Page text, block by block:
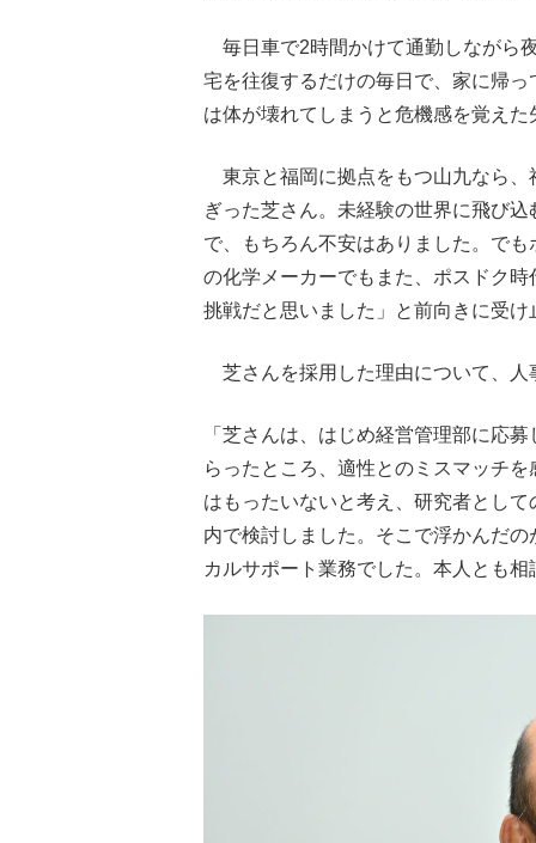
毎日車で2時間かけて通勤しながら
宅を往復するだけの毎日で、家に帰
は体が壊れてしまうと危機感を覚え
東京と福岡に拠点をもつ山九なら、
ぎった芝さん。未経験の世界に飛び
で、もちろん不安はありました。で
の化学メーカーでもまた、ポスドク
挑戦だと思いました」と前向きに受け
芝さんを採用した理由について、人
「芝さんは、はじめ経営管理部に応
らったところ、適性とのミスマッチ
はもったいないと考え、研究者とし
内で検討しました。そこで浮かんだ
カルサポート業務でした。本人とも